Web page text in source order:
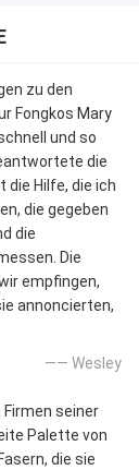
zu den
Fongkos Mary
und so
die
Hilfe, die ich
die gegeben
die
Die
empfingen,
annoncierten,
—— Wesley
Firmen seiner
Palette von
die sie